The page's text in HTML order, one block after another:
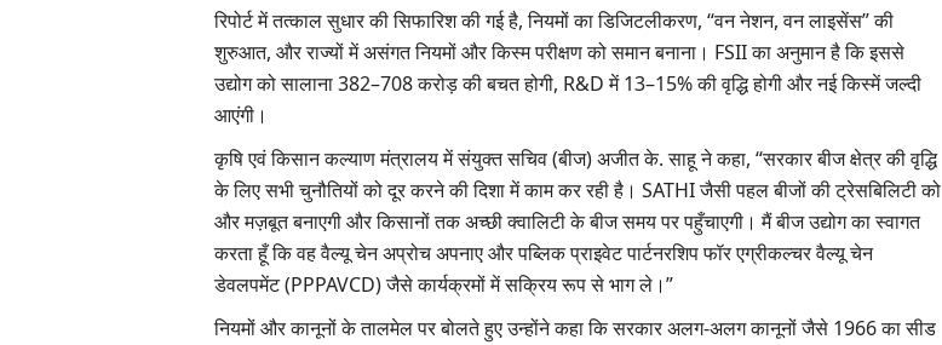
रिपोर्ट में तत्काल सुधार की सिफारिश की गई है, नियमों का डिजिटलीकरण, “वन नेशन, वन लाइसेंस” की
शुरुआत, और राज्यों में असंगत नियमों और किस्म परीक्षण को समान बनाना। FSII का अनुमान है कि इससे
उद्योग को सालाना 382–708 करोड़ की बचत होगी, R&D में 13–15% की वृद्धि होगी और नई किस्में जल्दी
आएंगी।
कृषि एवं किसान कल्याण मंत्रालय में संयुक्त सचिव (बीज) अजीत के. साहू ने कहा, “सरकार बीज क्षेत्र की वृद्धि
के लिए सभी चुनौतियों को दूर करने की दिशा में काम कर रही है। SATHI जैसी पहल बीजों की ट्रेसबिलिटी को
और मज़बूत बनाएगी और किसानों तक अच्छी क्वालिटी के बीज समय पर पहुँचाएगी। मैं बीज उद्योग का स्वागत
करता हूँ कि वह वैल्यू चेन अप्रोच अपनाए और पब्लिक प्राइवेट पार्टनरशिप फॉर एग्रीकल्चर वैल्यू चेन
डेवलपमेंट (PPPAVCD) जैसे कार्यक्रमों में सक्रिय रूप से भाग ले।”
नियमों और कानूनों के तालमेल पर बोलते हुए उन्होंने कहा कि सरकार अलग-अलग कानूनों जैसे 1966 का सीड